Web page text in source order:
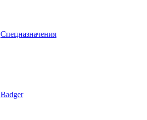
Спецназначения
Badger